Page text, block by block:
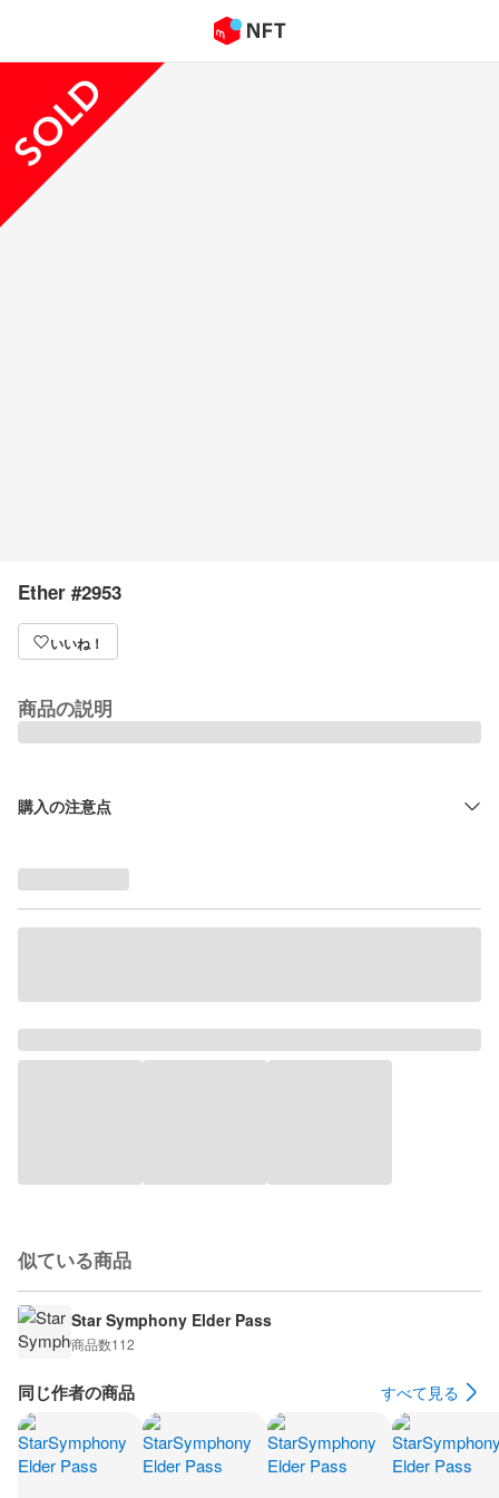
Ether #2953
いいね！
商品の説明
購入の注意点
似ている商品
Star Symphony Elder Pass
商品数112
同じ作者の商品 すべて見る